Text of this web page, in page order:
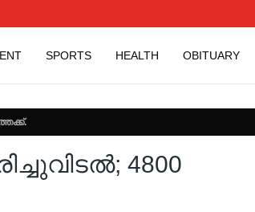
SPORTS HEALTH OBITUARY
4800